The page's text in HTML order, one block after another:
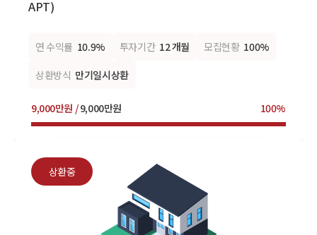
APT)
연 수익률 10.9% 투자기간 12 개월 모집현황 100%
상환방식 만기일시상환
9,000만원 /9,000만원 100%
상환중